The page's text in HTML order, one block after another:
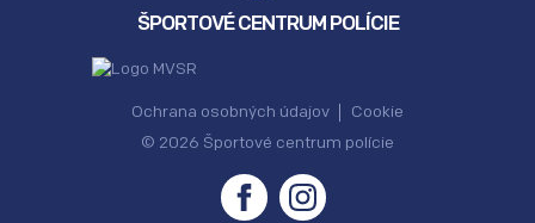
ŠPORTOVÉ CENTRUM POLÍCIE
Ochrana osobných údajov
Cookie
© 2026 Športové centrum polície